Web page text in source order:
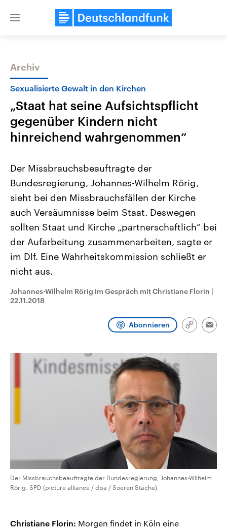
Close
Themen
2026
Alle Informationen
Sachsen-Anhalt wählt am 6.
September 2026 einen neuen
Landtag. Seit 2021 wird das
Bundesland von einer Koalition aus
Umfragen, Prognosen,
und Hintergründe zu den Parteien
und Kandidaten der anstehenden
Wahl.
Aktuelle Beiträge,
Hintergründe
Wirtschaftlich und
gehören die Vereinigten
den mächtigsten Ländern
mit großem Einfluss auf
Sendungen Programm Podcasts
Archiv
Sexualisierte Gewalt in den Kirchen
„Staat hat seine Aufsichtspflicht
gegenüber Kindern nicht
hinreichend wahrgenommen“
Der Missbrauchsbeauftragte der
Bundesregierung, Johannes-Wilhelm Rörig,
sieht bei den Missbrauchsfällen der Kirche
auch Versäumnisse beim Staat. Deswegen
sollten Staat und Kirche „partnerschaftlich“ bei
der Aufarbeitung zusammenarbeiten, sagte er
im Dlf. Eine Wahrheitskommission schließt er
nicht aus.
Johannes-Wilhelm Rörig im Gespräch mit Christiane Florin |
22.11.2018
Abonnieren
Link
Der Missbrauchsbeauftragte der Bundesregierung, Johannes-Wilhelm
Rörig, SPD (picture alliance / dpa / Soeren Stache)
Christiane Florin: Morgen findet in Köln eine